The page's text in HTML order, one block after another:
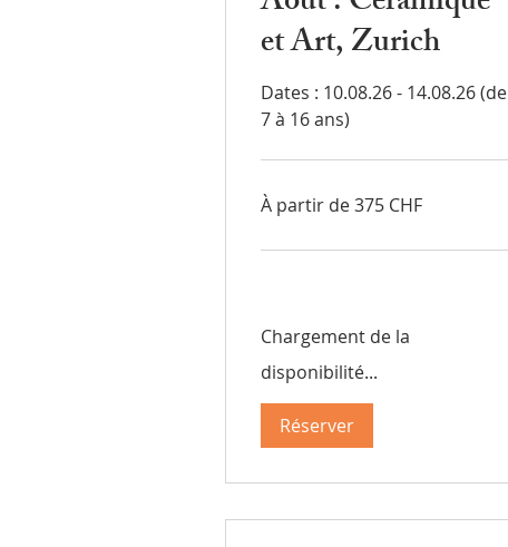
et Art, Zurich
Dates : 10.08.26 - 14.08.26 (de
7 à 16 ans)
À
partir
suisses
À partir de 375 CHF
Chargement de la
disponibilité...
Réserver